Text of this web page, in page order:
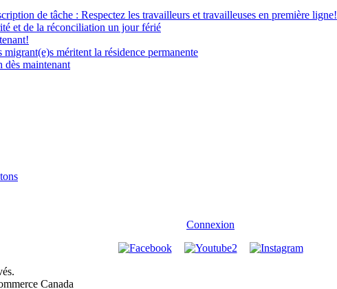
de tâche : Respectez les travailleurs et travailleuses en première ligne!
et de la réconciliation un jour férié
méritent la résidence permanente
maintenant
Connexion
Canada